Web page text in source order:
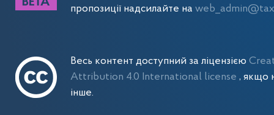
пропозиції надсилайте на
Весь контент доступний за ліцензією
Attribution 4.0 International license , якщо
інше.